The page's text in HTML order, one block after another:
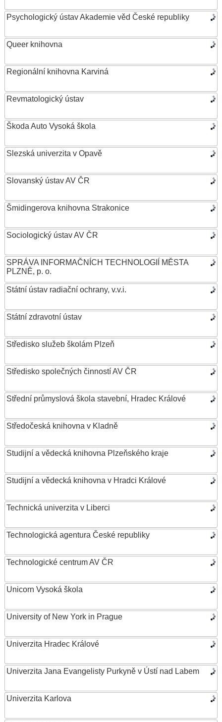
Psychologický ústav Akademie věd České republiky
Queer knihovna
Regionální knihovna Karviná
Revmatologický ústav
Škoda Auto Vysoká škola
Slezská univerzita v Opavě
Slovanský ústav AV ČR
Šmidingerova knihovna Strakonice
Sociologický ústav AV ČR
SPRÁVA INFORMAČNÍCH TECHNOLOGIÍ MĚSTA
PLZNĚ, p. o.
Státní ústav radiační ochrany, v.v.i.
Státní zdravotní ústav
Středisko služeb školám Plzeň
Středisko společných činností AV ČR
Střední průmyslová škola stavební, Hradec Králové
Středočeská knihovna v Kladně
Studijní a vědecká knihovna Plzeňského kraje
Studijní a vědecká knihovna v Hradci Králové
Technická univerzita v Liberci
Technologická agentura České republiky
Technologické centrum AV ČR
Unicorn Vysoká škola
University of New York in Prague
Univerzita Hradec Králové
Univerzita Jana Evangelisty Purkyně v Ústí nad Labem
Univerzita Karlova